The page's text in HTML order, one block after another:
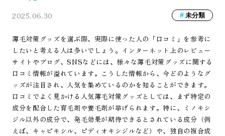
2025.06.30 未分類
薄毛対策グッズを選ぶ際、実際に使った人の「口コミ」を参考に
したいと考える人は多いでしょう。インターネット上のレビュー
サイトやブログ、SNSなどには、様々な薄毛対策グッズに関する
口コミ情報が溢れています。こうした情報から、今どのようなグ
ッズが注目され、人気を集めているのかを知ることができます。
口コミでよく見かける人気薄毛対策グッズとしては、まず特定の
成分を配合した育毛剤や養毛剤が挙げられます。特に、ミノキシ
ジル以外の成分で、発毛効果が期待できるとされている成分（例
えば、キャピキシル、ピディオキシジルなど）や、独自の複合成